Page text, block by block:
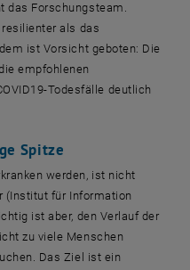
das Forschungsteam.
als das
ist Vorsicht geboten: Die
empfohlenen
Todesfälle deutlich
Spitze
werden, ist nicht
(Institut für Information
ist aber, den Verlauf der
zu viele Menschen
Das Ziel ist ein